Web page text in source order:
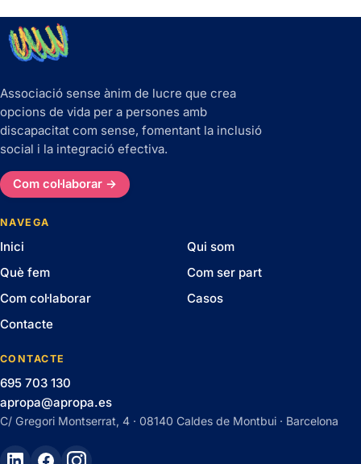
Associació sense ànim de lucre que crea
opcions de vida per a persones amb
discapacitat com sense, fomentant la inclusió
social i la integració efectiva.
Com col·laborar →
NAVEGA
Inici
Qui som
Què fem
Com ser part
Com col·laborar
Casos
Contacte
CONTACTE
695 703 130
apropa@apropa.es
C/ Gregori Montserrat, 4 · 08140 Caldes de Montbui · Barcelona